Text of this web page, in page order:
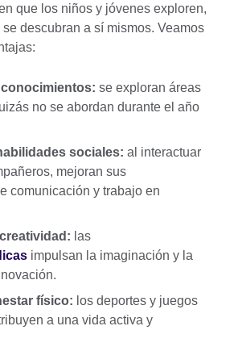
que los niños y jóvenes exploren,
descubran a sí mismos. Veamos
se exploran áreas
no se abordan durante el año
sociales: al interactuar
mejoran sus
comunicación y trabajo en
las
impulsan la imaginación y la
físico: los deportes y juegos
a una vida activa y